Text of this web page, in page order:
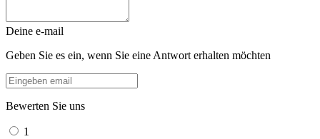
Deine e-mail
Geben Sie es ein, wenn Sie eine Antwort erhalten möchten
Bewerten Sie uns
1